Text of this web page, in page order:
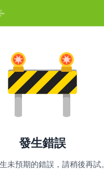
發生錯誤
未預期的錯誤，請稍後再試。